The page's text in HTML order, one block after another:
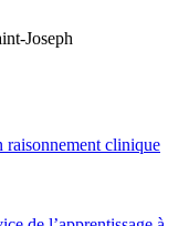
Joseph
raisonnement clinique